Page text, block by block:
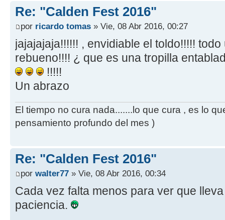
Re: "Calden Fest 2016"
por ricardo tomas » Vie, 08 Abr 2016, 00:27
jajajajaja!!!!!! , envidiable el toldo!!!!!
rebueno!!!! ¿ que es una tropilla
!!!!!
Un abrazo
El tiempo no cura nada.......lo que cura , es lo
pensamiento profundo del mes )
Re: "Calden Fest 2016"
por walter77 » Vie, 08 Abr 2016, 00:34
Cada vez falta menos para ver que
paciencia.